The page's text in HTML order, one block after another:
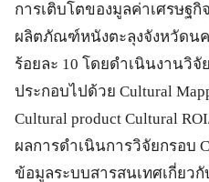
การเติบโตของมูลค่าเศรษฐ
ผลิตภัณฑ์หนังตะลุงจังหวัดน
ร้อยละ 10 โดยดำเนินงานวิ
ประกอบไปด้วย Cultural
Cultural product Cultural
ผลการดำเนินการวิจัยกรอบ
ข้อมูลระบบสารสนเทศเกี่ยว